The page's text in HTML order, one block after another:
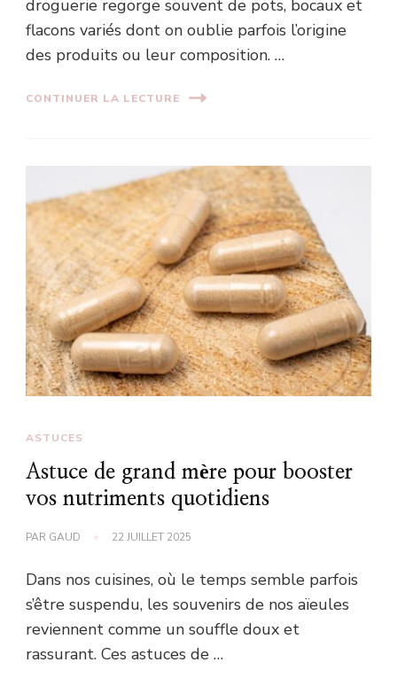
droguerie regorge souvent de pots, bocaux et
flacons variés dont on oublie parfois l’origine
des produits ou leur composition. …
CONTINUER LA LECTURE
ASTUCES
Astuce de grand mère pour booster
vos nutriments quotidiens
PAR GAUD 22 JUILLET 2025
Dans nos cuisines, où le temps semble parfois
s’être suspendu, les souvenirs de nos aïeules
reviennent comme un souffle doux et
rassurant. Ces astuces de …